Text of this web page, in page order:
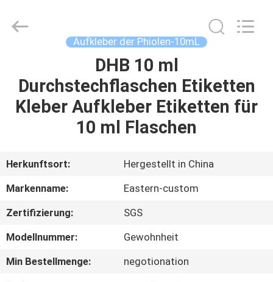
PRODUKTE
UNS
AUSFLUG
QUALITÄTSKONTROLLE
Aufkleber der Phiolen-10mL
DHB 10 ml
Durchstechflaschen Etiketten
Kleber Aufkleber Etiketten für
10 ml Flaschen
Herkunftsort:
Hergestellt in China
Markenname:
Eastern-custom
Zertifizierung:
SGS
Modellnummer:
Gewohnheit
Min Bestellmenge:
negotionation